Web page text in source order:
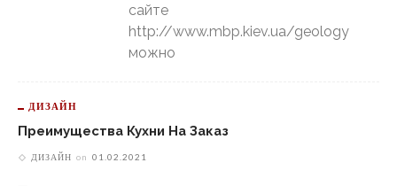
сайте
http://www.mbp.kiev.ua/geology
можно
ДИЗАЙН
Преимущества Кухни На Заказ
ДИЗАЙН on 01.02.2021